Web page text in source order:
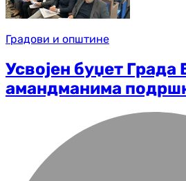
Градови и општине
Усвојен буџет Града
амандманима